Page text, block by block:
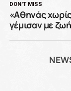
DON'T MISS
«Αθηνάς
γέμισαν με